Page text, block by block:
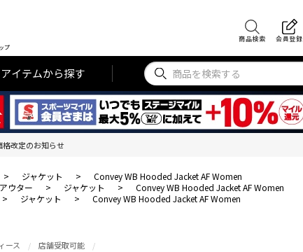
プ
商品検索 会員登録
アイテムから探す
格改定のお知らせ
> ジャケット >
Convey WB Hooded Jacket AF Women
アウター > ジャケット >
Convey WB Hooded Jacket AF Women
> ジャケット > Convey WB Hooded Jacket AF Women
ース 店舗受取可能